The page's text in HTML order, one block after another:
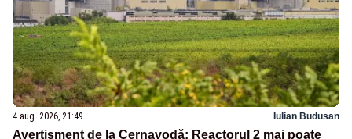
4 aug. 2026, 21:49 Iulian Budusan
Avertisment de la Cernavodă: Reactorul 2 mai poate